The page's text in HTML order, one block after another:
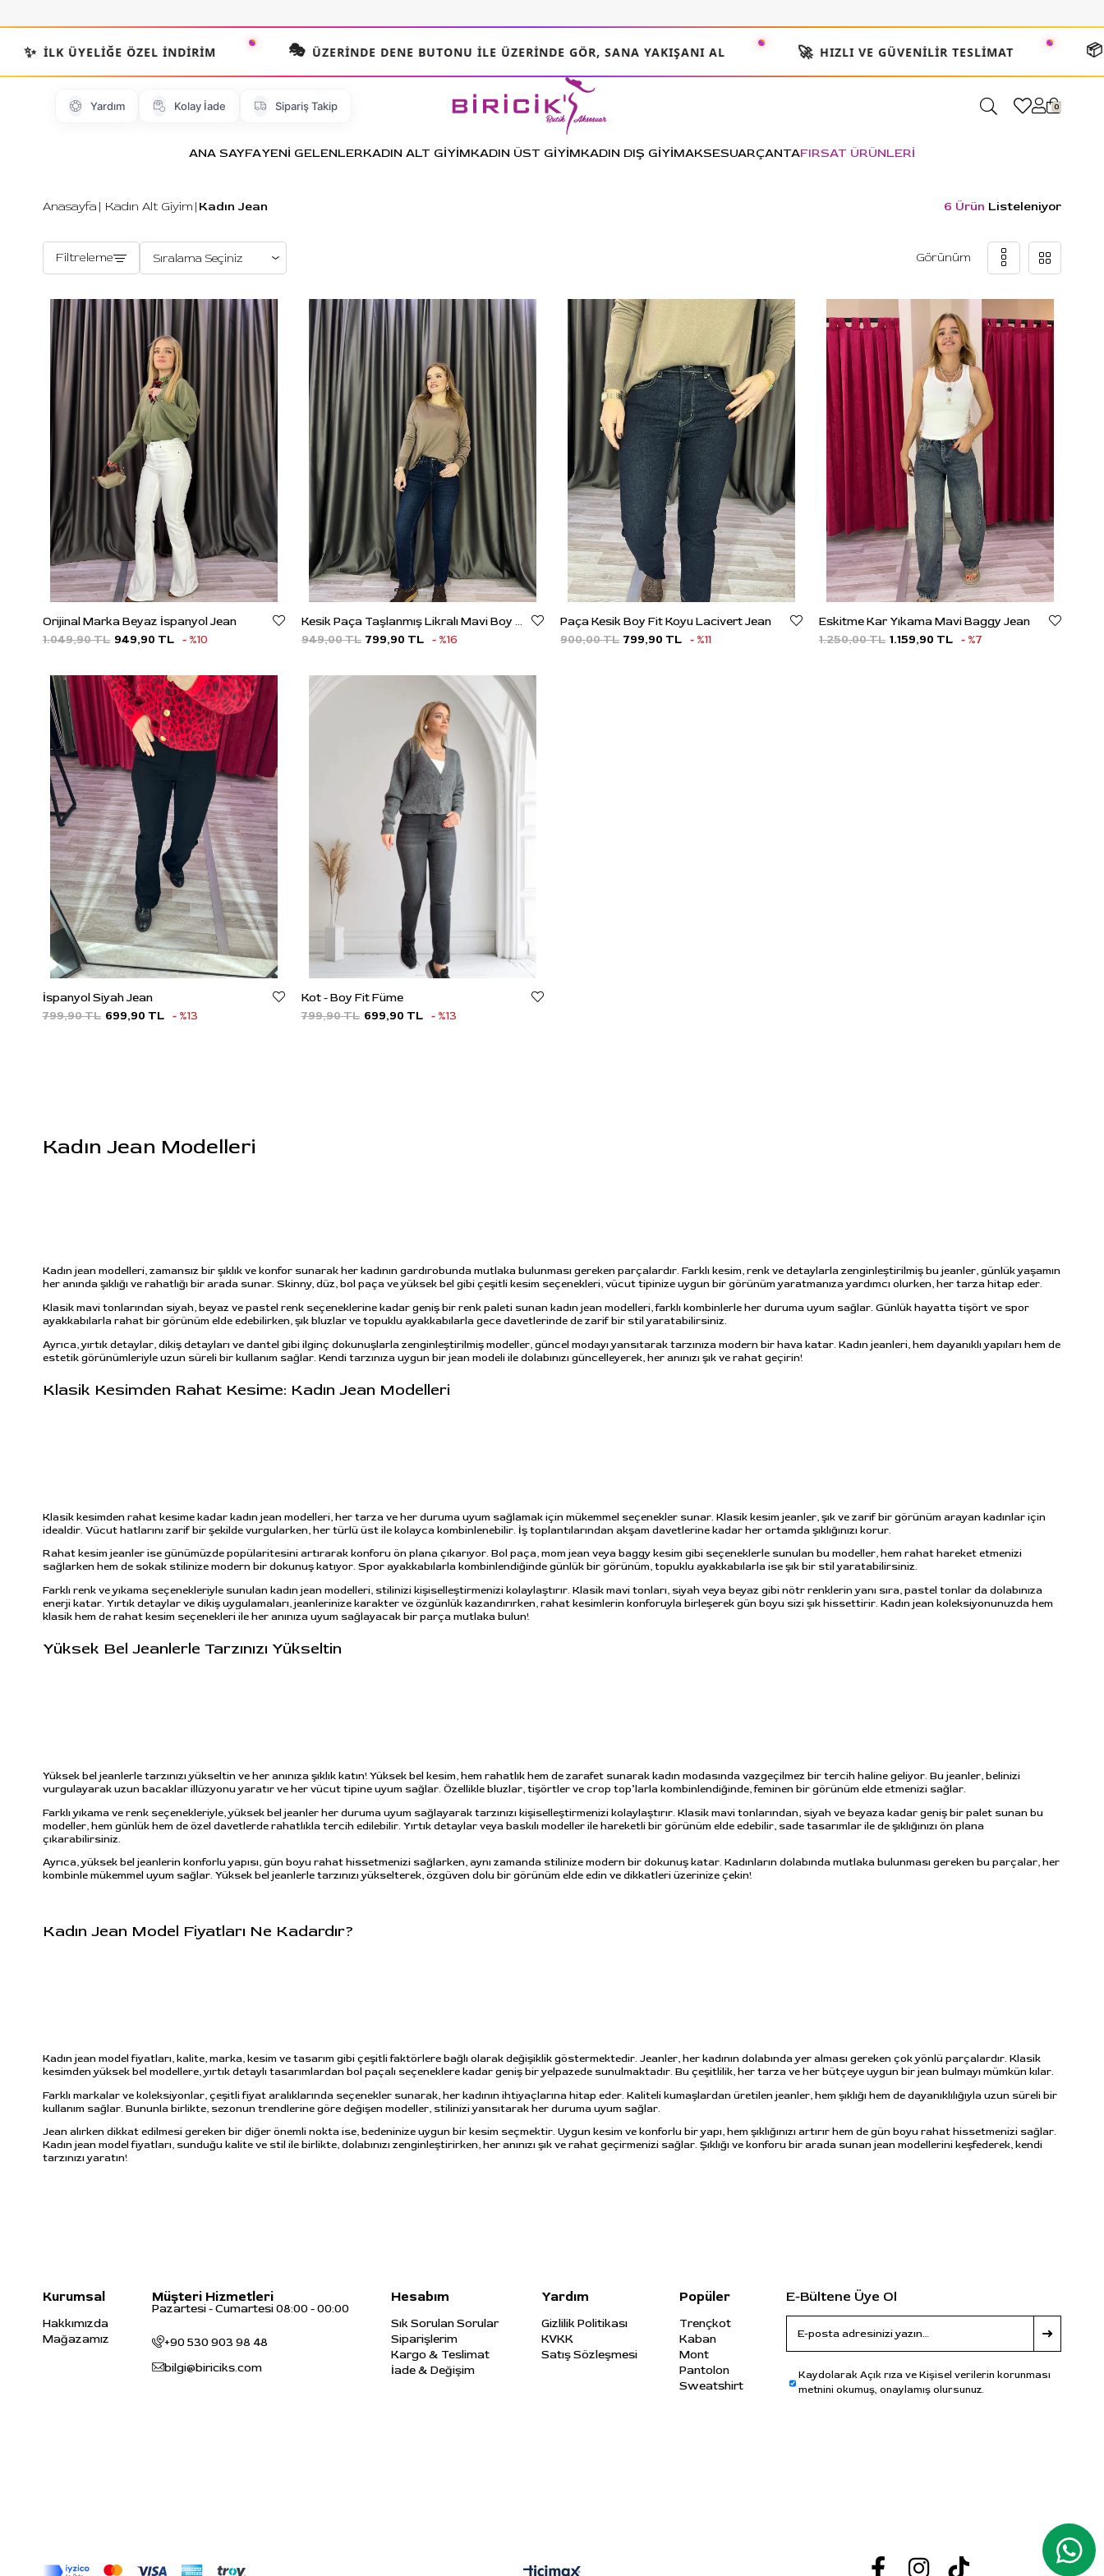
İLK ÜYELIĞE ÖZEL İNDIRIM 🎭 ÜZERINDE DENE BUTONU ILE ÜZERINDE GÖR, SANA YAKIŞANI AL 🚀 HIZLI VE GÜVENILIR TESLIMAT 📦
Yardım Kolay İade Sipariş Takip 0
ANA SAYFAYENİ GELENLERKADIN ALT GİYİMKADIN ÜST GİYİMKADIN DIŞ GİYİMAKSESUARÇANTAFIRSAT ÜRÜNLERİ
Anasayfa Kadın Alt Giyim Kadın Jean
Filtreleme
6 Ürün
Orijinal Marka Beyaz İspanyol Jean
949,90 TL
1.049,90 TL %10
Kesik Paça Taşlanmış Likralı Mavi Boy Fit Jean
799,90 TL
949,00 TL %16
Paça Kesik Boy Fit Koyu Lacivert Jean
799,90 TL
900,00 TL %11
Eskitme Kar Yıkama Mavi Baggy Jean
1.159,90 TL
1.250,00 TL %7
İspanyol Siyah Jean
699,90 TL
799,90 TL %13
Kot - Boy Fit Füme
699,90 TL
799,90 TL %13
Kadın Jean Modelleri
Kadın jean modelleri, zamansız bir şıklık ve konfor sunarak her kadının gardırobunda mutlaka bulunması gereken parçalardır. Farklı kesim, renk ve detaylarla zenginleştirilmiş bu jeanler, günlük yaşamın
her anında şıklığı ve rahatlığı bir arada sunar. Skinny, düz, bol paça ve yüksek bel gibi çeşitli kesim seçenekleri, vücut tipinize uygun bir görünüm yaratmanıza yardımcı olurken, her tarza hitap eder.
Klasik mavi tonlarından siyah, beyaz ve pastel renk seçeneklerine kadar geniş bir renk paleti sunan kadın jean modelleri, farklı kombinlerle her duruma uyum sağlar. Günlük hayatta tişört ve spor
ayakkabılarla rahat bir görünüm elde edebilirken, şık bluzlar ve topuklu ayakkabılarla gece davetlerinde de zarif bir stil yaratabilirsiniz.
Ayrıca, yırtık detaylar, dikiş detayları ve dantel gibi ilginç dokunuşlarla zenginleştirilmiş modeller, güncel modayı yansıtarak tarzınıza modern bir hava katar. Kadın jeanleri, hem dayanıklı yapıları hem de
estetik görünümleriyle uzun süreli bir kullanım sağlar. Kendi tarzınıza uygun bir jean modeli ile dolabınızı güncelleyerek, her anınızı şık ve rahat geçirin!
Klasik Kesimden Rahat Kesime: Kadın Jean Modelleri
Klasik kesimden rahat kesime kadar kadın jean modelleri, her tarza ve her duruma uyum sağlamak için mükemmel seçenekler sunar. Klasik kesim jeanler, şık ve zarif bir görünüm arayan kadınlar için
idealdir. Vücut hatlarını zarif bir şekilde vurgularken, her türlü üst ile kolayca kombinlenebilir. İş toplantılarından akşam davetlerine kadar her ortamda şıklığınızı korur.
Rahat kesim jeanler ise günümüzde popülaritesini artırarak konforu ön plana çıkarıyor. Bol paça, mom jean veya baggy kesim gibi seçeneklerle sunulan bu modeller, hem rahat hareket etmenizi
sağlarken hem de sokak stilinize modern bir dokunuş katıyor. Spor ayakkabılarla kombinlendiğinde günlük bir görünüm, topuklu ayakkabılarla ise şık bir stil yaratabilirsiniz.
Farklı renk ve yıkama seçenekleriyle sunulan kadın jean modelleri, stilinizi kişiselleştirmenizi kolaylaştırır. Klasik mavi tonları, siyah veya beyaz gibi nötr renklerin yanı sıra, pastel tonlar da dolabınıza
enerji katar. Yırtık detaylar ve dikiş uygulamaları, jeanlerinize karakter ve özgünlük kazandırırken, rahat kesimlerin konforuyla birleşerek gün boyu sizi şık hissettirir. Kadın jean koleksiyonunuzda hem
klasik hem de rahat kesim seçenekleri ile her anınıza uyum sağlayacak bir parça mutlaka bulun!
Yüksek Bel Jeanlerle Tarzınızı Yükseltin
Yüksek bel jeanlerle tarzınızı yükseltin ve her anınıza şıklık katın! Yüksek bel kesim, hem rahatlık hem de zarafet sunarak kadın modasında vazgeçilmez bir tercih haline geliyor. Bu jeanler, belinizi
vurgulayarak uzun bacaklar illüzyonu yaratır ve her vücut tipine uyum sağlar. Özellikle bluzlar, tişörtler ve crop top’larla kombinlendiğinde, feminen bir görünüm elde etmenizi sağlar.
Farklı yıkama ve renk seçenekleriyle, yüksek bel jeanler her duruma uyum sağlayarak tarzınızı kişiselleştirmenizi kolaylaştırır. Klasik mavi tonlarından, siyah ve beyaza kadar geniş bir palet sunan bu
modeller, hem günlük hem de özel davetlerde rahatlıkla tercih edilebilir. Yırtık detaylar veya baskılı modeller ile hareketli bir görünüm elde edebilir, sade tasarımlar ile de şıklığınızı ön plana
çıkarabilirsiniz.
Ayrıca, yüksek bel jeanlerin konforlu yapısı, gün boyu rahat hissetmenizi sağlarken, aynı zamanda stilinize modern bir dokunuş katar. Kadınların dolabında mutlaka bulunması gereken bu parçalar, her
kombinle mükemmel uyum sağlar. Yüksek bel jeanlerle tarzınızı yükselterek, özgüven dolu bir görünüm elde edin ve dikkatleri üzerinize çekin!
Kadın Jean Model Fiyatları Ne Kadardır?
Kadın jean model fiyatları, kalite, marka, kesim ve tasarım gibi çeşitli faktörlere bağlı olarak değişiklik göstermektedir. Jeanler, her kadının dolabında yer alması gereken çok yönlü parçalardır. Klasik
kesimden yüksek bel modellere, yırtık detaylı tasarımlardan bol paçalı seçeneklere kadar geniş bir yelpazede sunulmaktadır. Bu çeşitlilik, her tarza ve her bütçeye uygun bir jean bulmayı mümkün kılar.
Farklı markalar ve koleksiyonlar, çeşitli fiyat aralıklarında seçenekler sunarak, her kadının ihtiyaçlarına hitap eder. Kaliteli kumaşlardan üretilen jeanler, hem şıklığı hem de dayanıklılığıyla uzun süreli bir
kullanım sağlar. Bununla birlikte, sezonun trendlerine göre değişen modeller, stilinizi yansıtarak her duruma uyum sağlar.
Jean alırken dikkat edilmesi gereken bir diğer önemli nokta ise, bedeninize uygun bir kesim seçmektir. Uygun kesim ve konforlu bir yapı, hem şıklığınızı artırır hem de gün boyu rahat hissetmenizi sağlar.
Kadın jean model fiyatları, sunduğu kalite ve stil ile birlikte, dolabınızı zenginleştirirken, her anınızı şık ve rahat geçirmenizi sağlar. Şıklığı ve konforu bir arada sunan jean modellerini keşfederek, kendi
tarzınızı yaratın!
Kurumsal
Hakkımızda
Mağazamız
Müşteri Hizmetleri
Pazartesi - Cumartesi 08:00 - 00:00
+90 530 903 98 48
bilgi@biriciks.com
Hesabım
Sık Sorulan Sorular
Siparişlerim
Kargo & Teslimat
İade & Değişim
Yardım
Gizlilik Politikası
KVKK
Satış Sözleşmesi
Popüler
Trençkot
Kaban
Mont
Pantolon
Sweatshirt
E-Bültene Üye Ol
Kaydolarak Açık rıza ve Kişisel verilerin korunması
metnini okumuş, onaylamış olursunuz.